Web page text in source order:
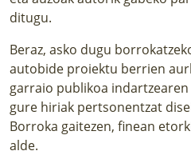
ditugu.
Beraz, asko dugu
autobide proiektu berrien
garraio publikoa
gure hiriak pertsonentzat
Borroka gaitezen, finean
alde.